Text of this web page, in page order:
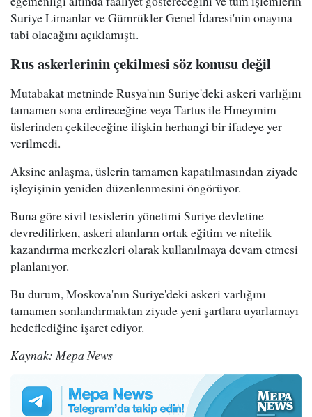
Suriye Limanlar ve Gümrükler Genel İdaresi'nin onayına
tabi olacağını açıklamıştı.
Rus askerlerinin çekilmesi söz konusu değil
Mutabakat metninde Rusya'nın Suriye'deki askeri varlığını
tamamen sona erdireceğine veya Tartus ile Hmeymim
üslerinden çekileceğine ilişkin herhangi bir ifadeye yer
verilmedi.
Aksine anlaşma, üslerin tamamen kapatılmasından ziyade
işleyişinin yeniden düzenlenmesini öngörüyor.
Buna göre sivil tesislerin yönetimi Suriye devletine
devredilirken, askeri alanların ortak eğitim ve nitelik
kazandırma merkezleri olarak kullanılmaya devam etmesi
planlanıyor.
Bu durum, Moskova'nın Suriye'deki askeri varlığını
tamamen sonlandırmaktan ziyade yeni şartlara uyarlamayı
hedeflediğine işaret ediyor.
Kaynak: Mepa News